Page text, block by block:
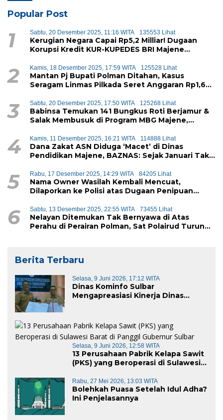
Popular Post
1 Sabtu, 20 Desember 2025, 11:16 WITA 135553 Lihat
Kerugian Negara Capai Rp5,2 Milliar! Dugaan
Korupsi Kredit KUR-KUPEDES BRI Majene
2 Kamis, 18 Desember 2025, 17:59 WITA 125528 Lihat
Mantan Pj Bupati Polman Ditahan, Kasus
Seragam Linmas Pilkada Seret Anggaran Rp1,6
3 Sabtu, 20 Desember 2025, 17:50 WITA 125268 Lihat
Babinsa Temukan 141 Bungkus Roti Berjamur &
Salak Membusuk di Program MBG Majene,
4 Kamis, 11 Desember 2025, 16:21 WITA 114888 Lihat
Dana Zakat ASN Diduga ‘Macet’ di Dinas
Pendidikan Majene, BAZNAS: Sejak Januari Tak
5 Rabu, 17 Desember 2025, 14:29 WITA 84205 Lihat
Nama Owner Wasilah Kembali Mencuat,
Dilaporkan ke Polisi atas Dugaan Penipuan
6 Sabtu, 13 Desember 2025, 22:55 WITA 73455 Lihat
Nelayan Ditemukan Tak Bernyawa di Atas
Perahu di Perairan Polman, Sat Polairud Turun
Berita Terbaru
Selasa, 9 Juni 2026, 17:12 WITA
Dinas Kominfo Sulbar
Mengapreasiasi Kinerja Dinas
Selasa, 9 Juni 2026, 12:58 WITA
13 Perusahaan Pabrik Kelapa Sawit
(PKS) yang Beroperasi di Sulawesi
Rabu, 27 Mei 2026, 13:03 WITA
Bolehkah Puasa Setelah Idul Adha?
Ini Penjelasannya